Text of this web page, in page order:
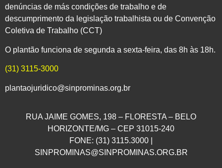
denúncias de más condições de trabalho e de
descumprimento da legislação trabalhista ou de Convenção
Coletiva de Trabalho (CCT)
O plantão funciona de segunda a sexta-feira, das 8h às 18h.
(31) 3115-3000
plantaojuridico@sinprominas.org.br
RUA JAIME GOMES, 198 – FLORESTA – BELO
HORIZONTE/MG – CEP 31015-240
FONE: (31) 3115.3000 |
SINPROMINAS@SINPROMINAS.ORG.BR